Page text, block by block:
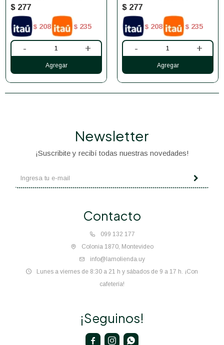
$ 277
$ 208 $ 235
- +
UNIDADES
$ 277
$ 208 $ 235
- +
Contacto
099 132 177
Colonia 1870, Montevideo
info@lamolienda.uy
Lunes a viernes de 8:30 a 21 h y sábados de 9 a 17 h. ¡Con
cafetería!
Newsletter
¡Suscribite y recibí todas nuestras novedades!
¡Seguinos!
  